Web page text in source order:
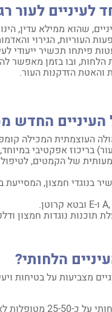
לעיניים לעור
שהוא ממילא עדין,
העוריות, הגירוי
פיתחו תכשיר ייעודי
ובו בזמן מאפשר
הזדקנות העור.
העיניים
העוצמתית המכילה
בריכוז אפקטיבי
של הקמטים,
בנוגדי חמצון,
תוכנות נוגדות חמצון
הלחותי?
מצביעות על בטיחות